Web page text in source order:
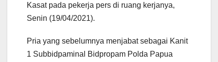
Kasat pada pekerja pers di ruang kerjanya,
Senin (19/04/2021).
Pria yang sebelumnya menjabat sebagai Kanit
1 Subbidpaminal Bidpropam Polda Papua